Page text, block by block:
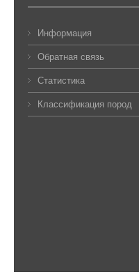
Информация
Обратная связь
Статистика
Классификация пород